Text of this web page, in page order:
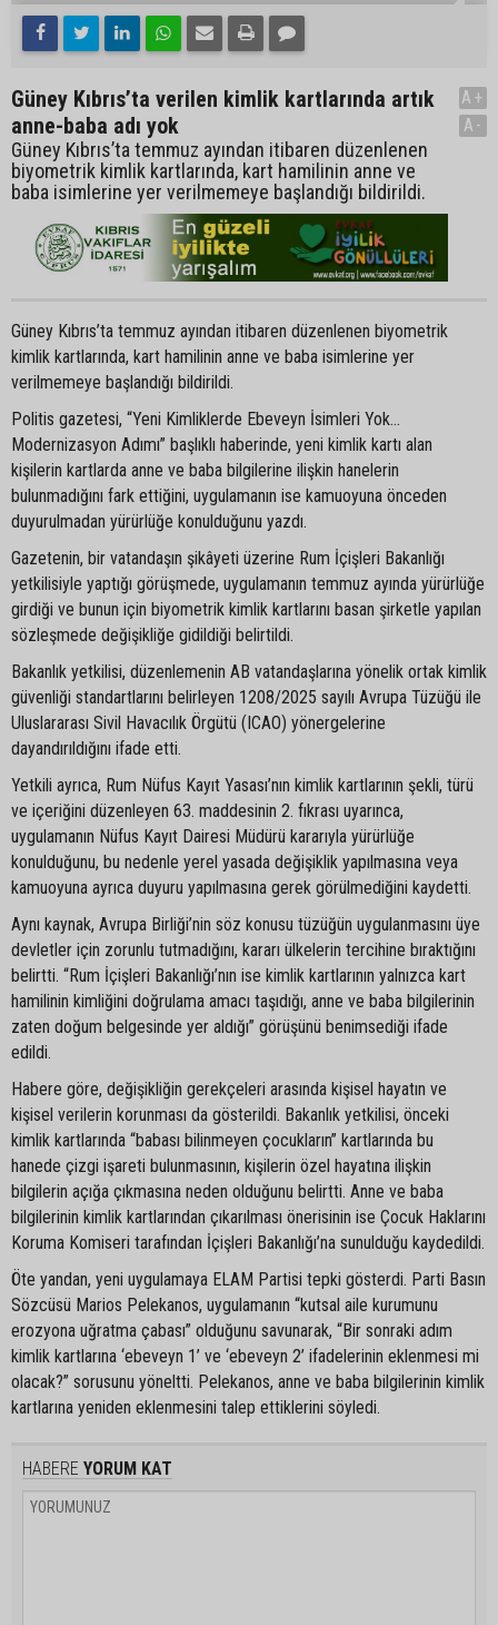
Güney Kıbrıs’ta verilen kimlik kartlarında artık
anne-baba adı yok
Güney Kıbrıs’ta temmuz ayından itibaren düzenlenen
biyometrik kimlik kartlarında, kart hamilinin anne ve
baba isimlerine yer verilmemeye başlandığı bildirildi.
A+
A-
Güney Kıbrıs’ta temmuz ayından itibaren düzenlenen biyometrik
kimlik kartlarında, kart hamilinin anne ve baba isimlerine yer
verilmemeye başlandığı bildirildi.
Politis gazetesi, “Yeni Kimliklerde Ebeveyn İsimleri Yok…
Modernizasyon Adımı” başlıklı haberinde, yeni kimlik kartı alan
kişilerin kartlarda anne ve baba bilgilerine ilişkin hanelerin
bulunmadığını fark ettiğini, uygulamanın ise kamuoyuna önceden
duyurulmadan yürürlüğe konulduğunu yazdı.
Gazetenin, bir vatandaşın şikâyeti üzerine Rum İçişleri Bakanlığı
yetkilisiyle yaptığı görüşmede, uygulamanın temmuz ayında yürürlüğe
girdiği ve bunun için biyometrik kimlik kartlarını basan şirketle yapılan
sözleşmede değişikliğe gidildiği belirtildi.
Bakanlık yetkilisi, düzenlemenin AB vatandaşlarına yönelik ortak kimlik
güvenliği standartlarını belirleyen 1208/2025 sayılı Avrupa Tüzüğü ile
Uluslararası Sivil Havacılık Örgütü (ICAO) yönergelerine
dayandırıldığını ifade etti.
Yetkili ayrıca, Rum Nüfus Kayıt Yasası’nın kimlik kartlarının şekli, türü
ve içeriğini düzenleyen 63. maddesinin 2. fıkrası uyarınca,
uygulamanın Nüfus Kayıt Dairesi Müdürü kararıyla yürürlüğe
konulduğunu, bu nedenle yerel yasada değişiklik yapılmasına veya
kamuoyuna ayrıca duyuru yapılmasına gerek görülmediğini kaydetti.
Aynı kaynak, Avrupa Birliği’nin söz konusu tüzüğün uygulanmasını üye
devletler için zorunlu tutmadığını, kararı ülkelerin tercihine bıraktığını
belirtti. “Rum İçişleri Bakanlığı’nın ise kimlik kartlarının yalnızca kart
hamilinin kimliğini doğrulama amacı taşıdığı, anne ve baba bilgilerinin
zaten doğum belgesinde yer aldığı” görüşünü benimsediği ifade
edildi.
Habere göre, değişikliğin gerekçeleri arasında kişisel hayatın ve
kişisel verilerin korunması da gösterildi. Bakanlık yetkilisi, önceki
kimlik kartlarında “babası bilinmeyen çocukların” kartlarında bu
hanede çizgi işareti bulunmasının, kişilerin özel hayatına ilişkin
bilgilerin açığa çıkmasına neden olduğunu belirtti. Anne ve baba
bilgilerinin kimlik kartlarından çıkarılması önerisinin ise Çocuk Haklarını
Koruma Komiseri tarafından İçişleri Bakanlığı’na sunulduğu kaydedildi.
Öte yandan, yeni uygulamaya ELAM Partisi tepki gösterdi. Parti Basın
Sözcüsü Marios Pelekanos, uygulamanın “kutsal aile kurumunu
erozyona uğratma çabası” olduğunu savunarak, “Bir sonraki adım
kimlik kartlarına ‘ebeveyn 1’ ve ‘ebeveyn 2’ ifadelerinin eklenmesi mi
olacak?” sorusunu yöneltti. Pelekanos, anne ve baba bilgilerinin kimlik
kartlarına yeniden eklenmesini talep ettiklerini söyledi.
HABERE YORUM KAT